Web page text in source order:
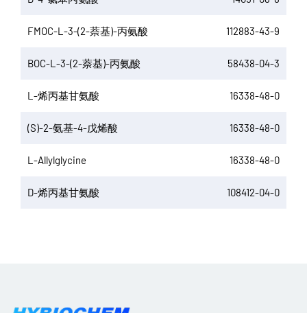
FMOC-L-3-(2-萘基)-丙氨酸 112883-43-9
BOC-L-3-(2-萘基)-丙氨酸 58438-04-3
L-烯丙基甘氨酸 16338-48-0
(S)-2-氨基-4-戊烯酸 16338-48-0
L-Allylglycine 16338-48-0
D-烯丙基甘氨酸 108412-04-0